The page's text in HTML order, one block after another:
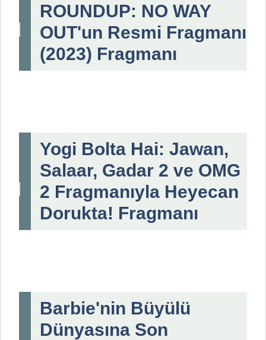
ROUNDUP: NO WAY
OUT'un Resmi Fragmanı
(2023) Fragmanı
Yogi Bolta Hai: Jawan,
Salaar, Gadar 2 ve OMG
2 Fragmanıyla Heyecan
Dorukta! Fragmanı
Barbie'nin Büyülü
Dünyasına Son